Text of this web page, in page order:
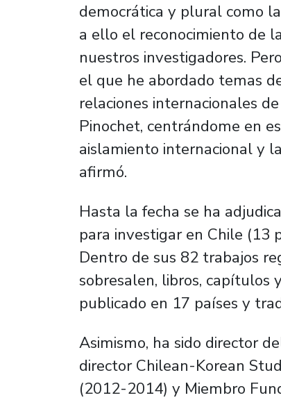
democrática y plural como
a ello el reconocimiento de
nuestros investigadores.
el que he abordado temas
relaciones internacionales
Pinochet, centrándome en
aislamiento internacional y
afirmó.
Hasta la fecha se ha
para investigar en Chile (13
Dentro de sus 82 trabajos
sobresalen, libros, capítulos
publicado en 17 países y
Asimismo, ha sido director
director Chilean-Korean
(2012-2014) y Miembro